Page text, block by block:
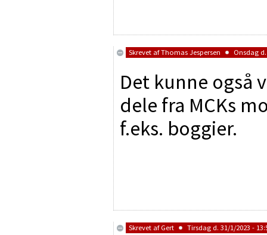
Skrevet afThomas Jespersen Onsdag
Det kunne også
dele fra MCKs
f.eks. boggier.
Skrevet af Gert Tirsdag d. 31/1/2023 -